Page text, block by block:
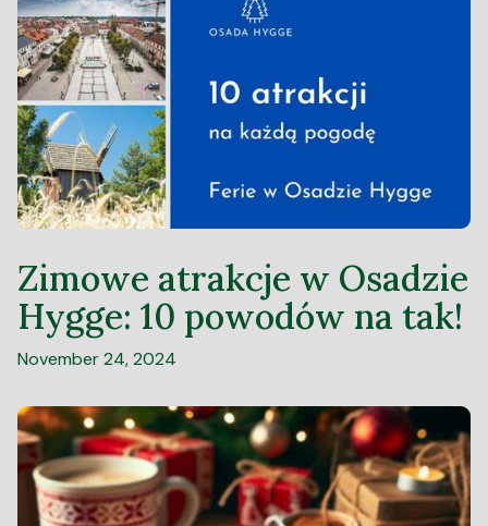
Zimowe atrakcje w Osadzie
Hygge: 10 powodów na tak!
November 24, 2024